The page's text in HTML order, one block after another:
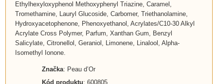
Ethylhexyloxyphenol Methoxyphenyl Triazine, Caramel,
Tromethamine, Lauryl Glucoside, Carbomer, Triethanolamine,
Hydroxyacetophenone, Phenoxyethanol, Acrylates/C10-30 Alkyl
Acrylate Cross Polymer, Parfum, Xanthan Gum, Benzyl
Salicylate, Citronellol, Geraniol, Limonene, Linalool, Alpha-
Isomethyl Ionone.
Značka: Peau d’Or
Kód produktu: 600805